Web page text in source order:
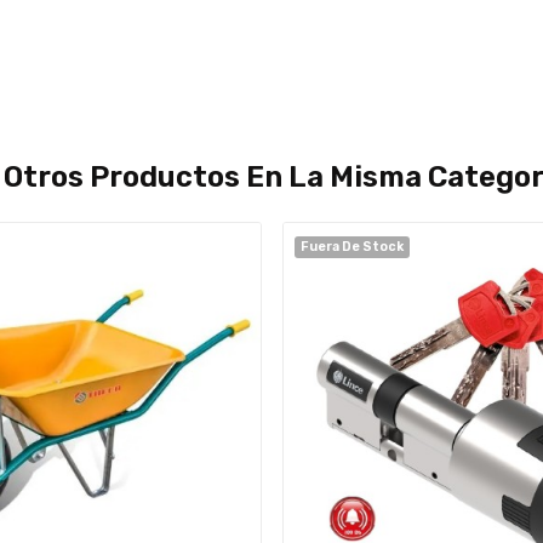
Otros Productos En La Misma
Fuera De Stock